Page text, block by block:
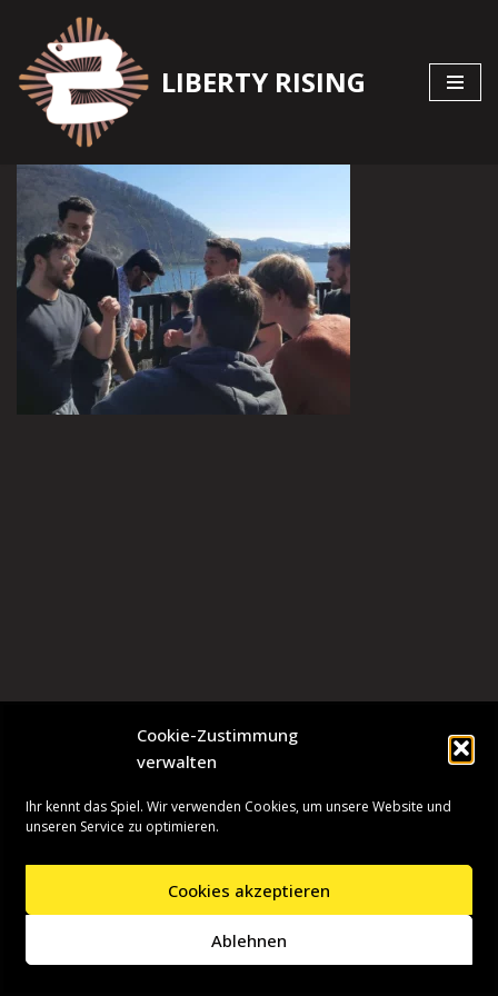
Cookie-Zustimmung
verwalten
Ihr kennt das Spiel. Wir verwenden Cookies, um unsere Website und
unseren Service zu optimieren.
Cookies akzeptieren
Ablehnen
Zum
Inhalt
springen
LIBERTY RISING
| Präsentiert vonWordPress
Presseinformationen